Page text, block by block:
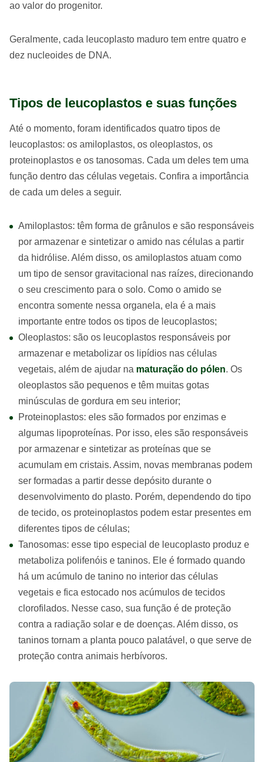
ao valor do progenitor.
Geralmente, cada leucoplasto maduro tem entre quatro e
dez nucleoides de DNA.
Tipos de leucoplastos e suas funções
Até o momento, foram identificados quatro tipos de
leucoplastos: os amiloplastos, os oleoplastos, os
proteinoplastos e os tanosomas. Cada um deles tem uma
função dentro das células vegetais. Confira a importância
de cada um deles a seguir.
Amiloplastos: têm forma de grânulos e são responsáveis
por armazenar e sintetizar o amido nas células a partir
da hidrólise. Além disso, os amiloplastos atuam como
um tipo de sensor gravitacional nas raízes, direcionando
o seu crescimento para o solo. Como o amido se
encontra somente nessa organela, ela é a mais
importante entre todos os tipos de leucoplastos;
Oleoplastos: são os leucoplastos responsáveis por
armazenar e metabolizar os lipídios nas células
vegetais, além de ajudar na maturação do pólen. Os
oleoplastos são pequenos e têm muitas gotas
minúsculas de gordura em seu interior;
Proteinoplastos: eles são formados por enzimas e
algumas lipoproteínas. Por isso, eles são responsáveis
por armazenar e sintetizar as proteínas que se
acumulam em cristais. Assim, novas membranas podem
ser formadas a partir desse depósito durante o
desenvolvimento do plasto. Porém, dependendo do tipo
de tecido, os proteinoplastos podem estar presentes em
diferentes tipos de células;
Tanosomas: esse tipo especial de leucoplasto produz e
metaboliza polifenóis e taninos. Ele é formado quando
há um acúmulo de tanino no interior das células
vegetais e fica estocado nos acúmulos de tecidos
clorofilados. Nesse caso, sua função é de proteção
contra a radiação solar e de doenças. Além disso, os
taninos tornam a planta pouco palatável, o que serve de
proteção contra animais herbívoros.